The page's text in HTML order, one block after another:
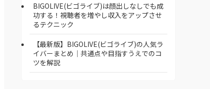
BIGOLIVE(ビゴライブ)は顔出しなしでも成
功する！視聴者を増やし収入をアップさせ
るテクニック
【最新版】BIGOLIVE(ビゴライブ)の人気ラ
イバーまとめ│共通点や目指すうえでのコ
ツを解説